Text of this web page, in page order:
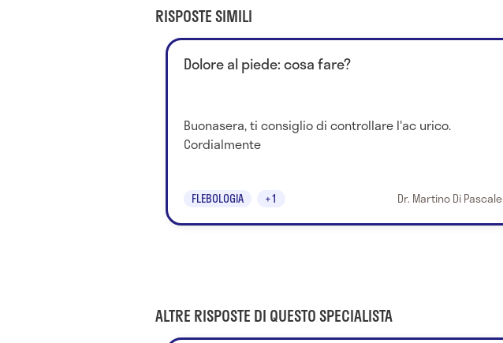
RISPOSTE SIMILI
Dolore al piede: cosa fare?
Buonasera, ti consiglio di controllare l'ac urico.
Cordialmente
FLEBOLOGIA +1 Dr. Martino Di Pascale
ALTRE RISPOSTE DI QUESTO SPECIALISTA